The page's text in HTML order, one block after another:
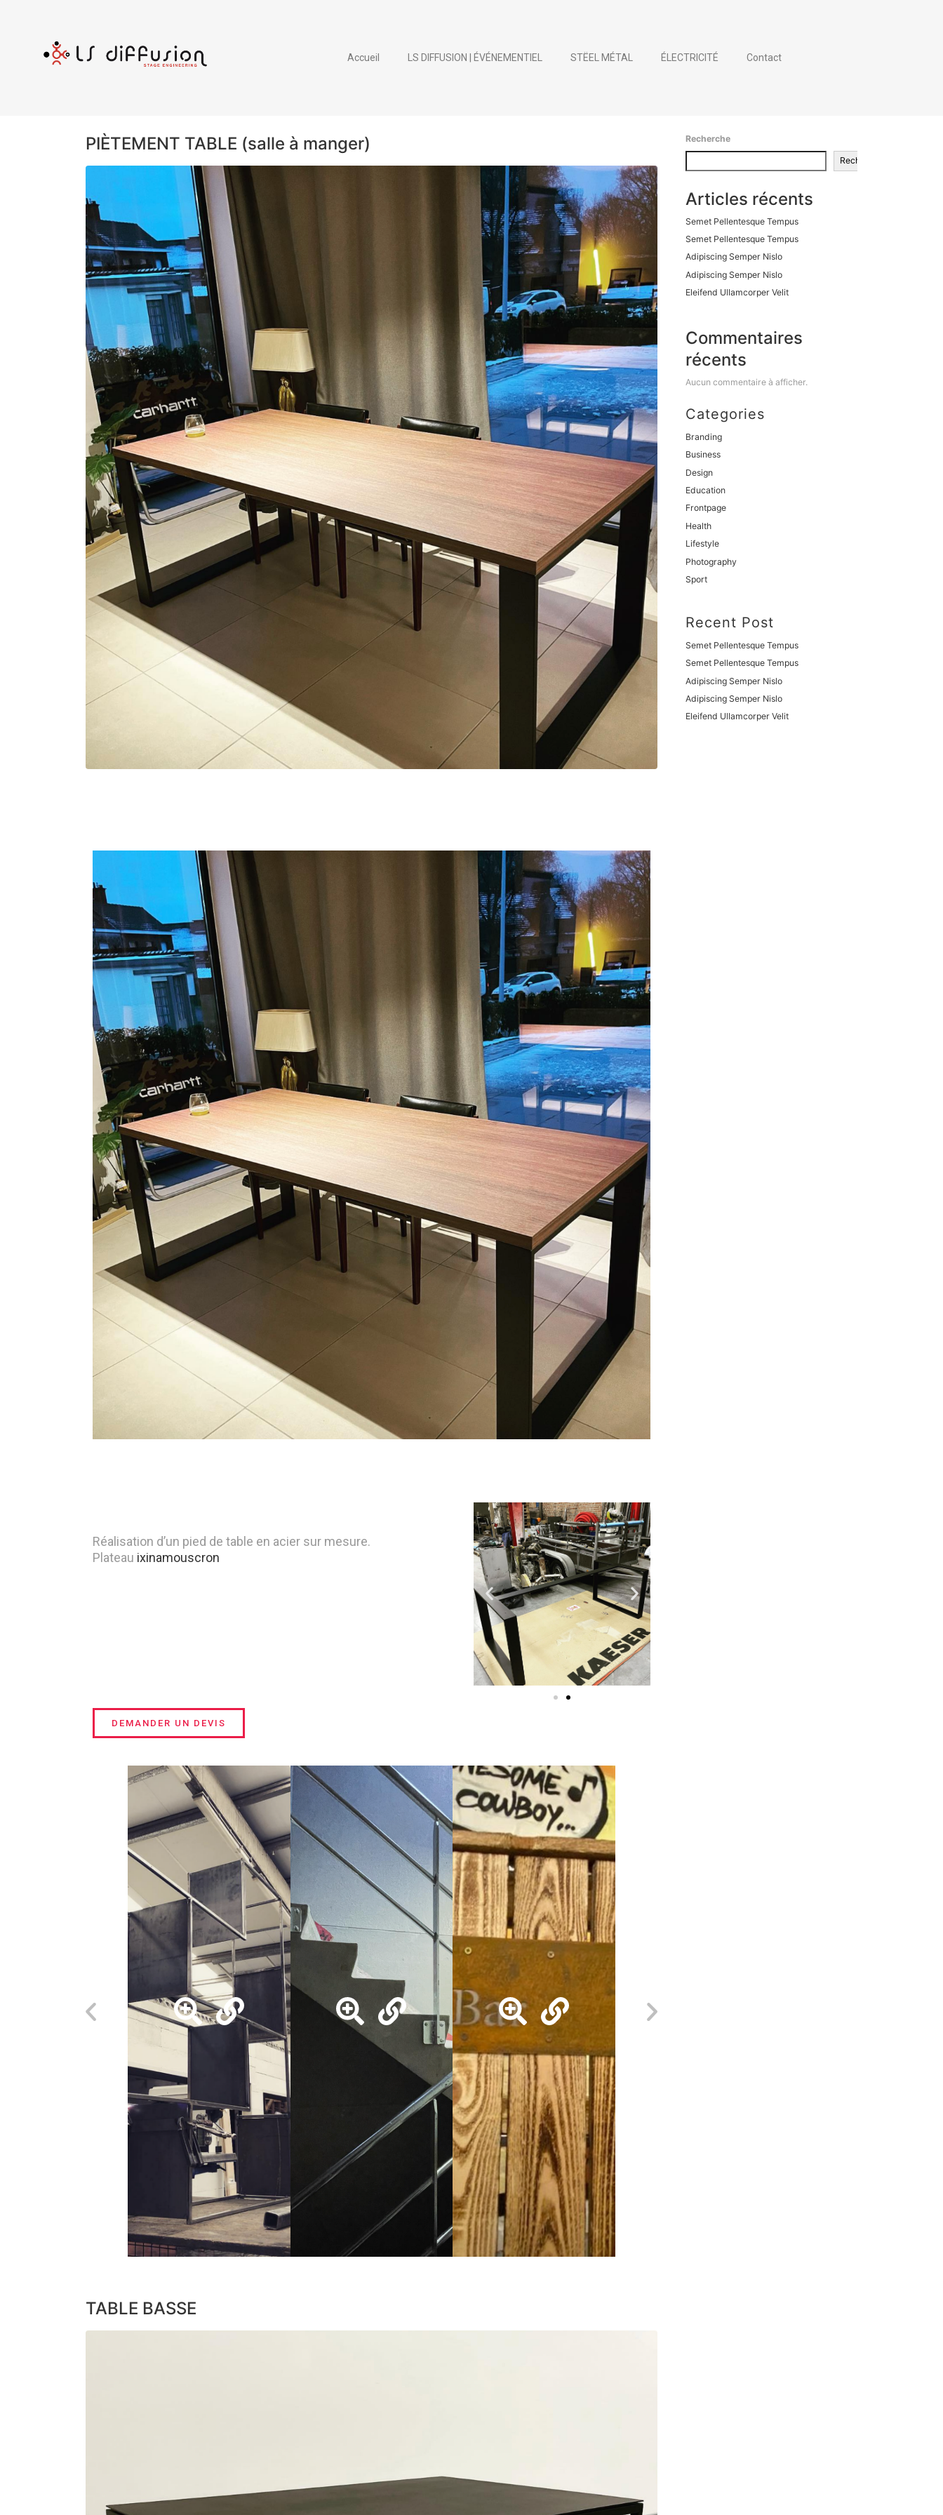
Accueil LS DIFFUSION | ÉVÉNEMENTIEL STËEL MÉTAL ÉLECTRICITÉ Contact
PIÈTEMENT TABLE (salle à manger)
Réalisation d’un pied de table en acier sur mesure.
Plateau ixinamouscron
DEMANDER UN DEVIS
TABLE BASSE
Recherche
Recherche
Articles récents
Semet Pellentesque Tempus
Semet Pellentesque Tempus
Adipiscing Semper Nislo
Adipiscing Semper Nislo
Eleifend Ullamcorper Velit
Commentaires
récents
Aucun commentaire à afficher.
Categories
Branding
Business
Design
Education
Frontpage
Health
Lifestyle
Photography
Sport
Recent Post
Semet Pellentesque Tempus
Semet Pellentesque Tempus
Adipiscing Semper Nislo
Adipiscing Semper Nislo
Eleifend Ullamcorper Velit